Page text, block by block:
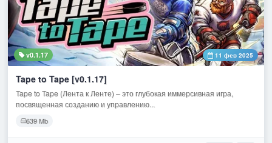
v0.1.17 11 фев 2025
Tape to Tape [v0.1.17]
Tape to Tape (Лента к Ленте) – это глубокая иммерсивная игра,
посвященная созданию и управлению...
639 Mb